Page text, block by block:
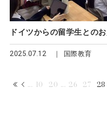
ドイツからの留学生との
2025.07.12 国際教育
... 10 20 ... 26 27 28